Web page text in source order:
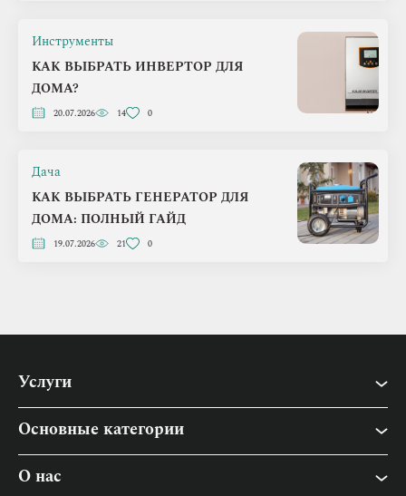
Инструменты
КАК ВЫБРАТЬ ИНВЕРТОР ДЛЯ
ДОМА?
20.07.2026 14 0
Дача
КАК ВЫБРАТЬ ГЕНЕРАТОР ДЛЯ
ДОМА: ПОЛНЫЙ ГАЙД
19.07.2026 21 0
Услуги
Основные категории
Быт
О нас